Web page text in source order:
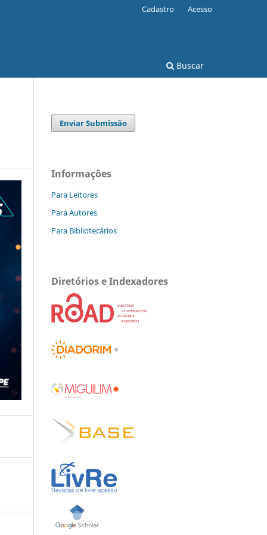
Buscar
Cadastro Acesso
Enviar Submissão
Informações
Para Leitores
Para Autores
Para Bibliotecários
Diretórios e Indexadores